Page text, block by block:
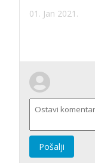
01. Jan 2021.
Pošalji